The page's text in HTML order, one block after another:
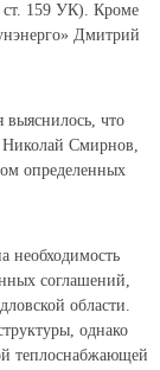
ст. 159 УК). Кроме
Дмитрий
выяснилось, что
Николай Смирнов,
определенных
необходимость
соглашений,
области.
однако
теплоснабжающей